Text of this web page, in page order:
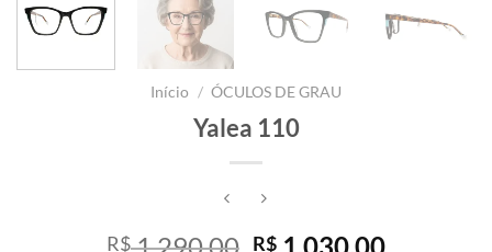
Início / ÓCULOS DE GRAU
Yalea 110
R$
O
R$
O